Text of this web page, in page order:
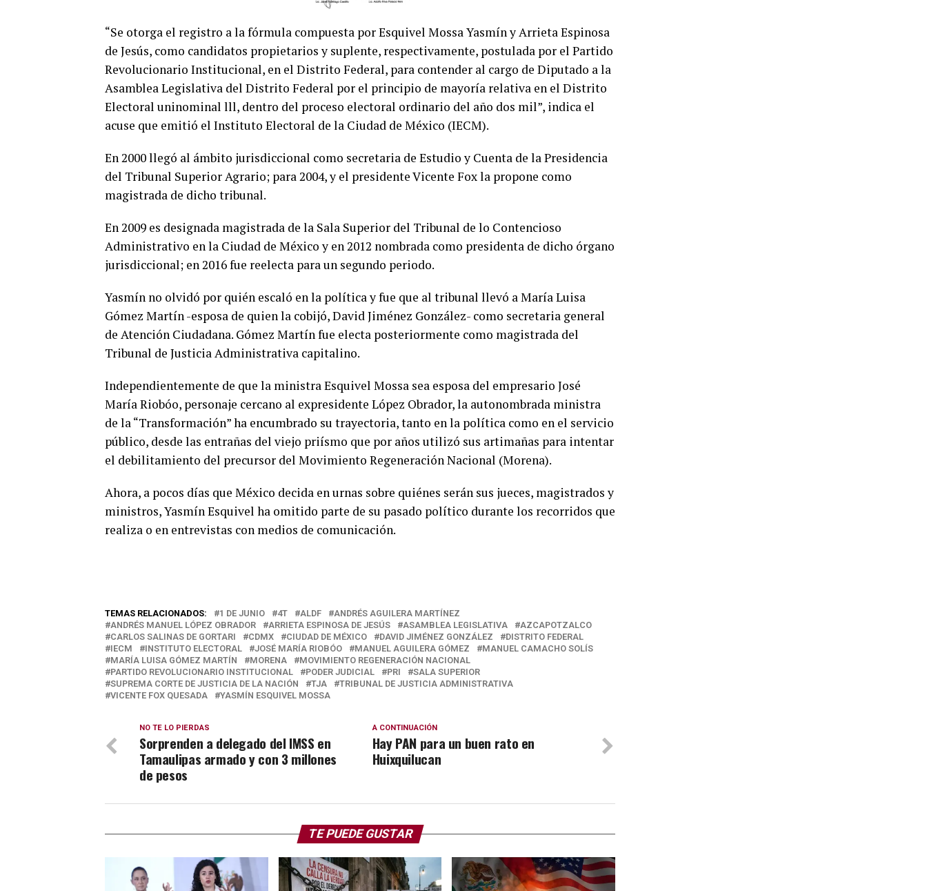
“Se otorga el registro a la fórmula compuesta por Esquivel Mossa Yasmín y Arrieta Espinosa
de Jesús, como candidatos propietarios y suplente, respectivamente, postulada por el Partido
Revolucionario Institucional, en el Distrito Federal, para contender al cargo de Diputado a la
Asamblea Legislativa del Distrito Federal por el principio de mayoría relativa en el Distrito
Electoral uninominal lll, dentro del proceso electoral ordinario del año dos mil”, indica el
acuse que emitió el Instituto Electoral de la Ciudad de México (IECM).
En 2000 llegó al ámbito jurisdiccional como secretaria de Estudio y Cuenta de la Presidencia
del Tribunal Superior Agrario; para 2004, y el presidente Vicente Fox la propone como
magistrada de dicho tribunal.
En 2009 es designada magistrada de la Sala Superior del Tribunal de lo Contencioso
Administrativo en la Ciudad de México y en 2012 nombrada como presidenta de dicho órgano
jurisdiccional; en 2016 fue reelecta para un segundo periodo.
Yasmín no olvidó por quién escaló en la política y fue que al tribunal llevó a María Luisa
Gómez Martín -esposa de quien la cobijó, David Jiménez González- como secretaria general
de Atención Ciudadana. Gómez Martín fue electa posteriormente como magistrada del
Tribunal de Justicia Administrativa capitalino.
Independientemente de que la ministra Esquivel Mossa sea esposa del empresario José
María Riobóo, personaje cercano al expresidente López Obrador, la autonombrada ministra
de la “Transformación” ha encumbrado su trayectoria, tanto en la política como en el servicio
público, desde las entrañas del viejo priísmo que por años utilizó sus artimañas para intentar
el debilitamiento del precursor del Movimiento Regeneración Nacional (Morena).
Ahora, a pocos días que México decida en urnas sobre quiénes serán sus jueces, magistrados y
ministros, Yasmín Esquivel ha omitido parte de su pasado político durante los recorridos que
realiza o en entrevistas con medios de comunicación.
TEMAS RELACIONADOS: 1 DE JUNIO 4T ALDF
ANDRÉS AGUILERA MARTÍNEZ
ANDRÉS MANUEL LÓPEZ OBRADOR
ARRIETA ESPINOSA DE JESÚS ASAMBLEA LEGISLATIVA
AZCAPOTZALCO
CARLOS SALINAS DE GORTARI
CDMX CIUDAD DE MÉXICO DAVID JIMÉNEZ GONZÁLEZ
DISTRITO FEDERAL
IECM
INSTITUTO ELECTORAL JOSÉ MARÍA RIOBÓO MANUEL AGUILERA GÓMEZ
MANUEL CAMACHO SOLÍS
MARÍA LUISA GÓMEZ MARTÍN
MORENA
MOVIMIENTO REGENERACIÓN NACIONAL
PARTIDO REVOLUCIONARIO INSTITUCIONAL
PODER JUDICIAL PRI
SALA SUPERIOR
SUPREMA CORTE DE JUSTICIA DE LA NACIÓN
TJA
TRIBUNAL DE JUSTICIA ADMINISTRATIVA
VICENTE FOX QUESADA
YASMÍN ESQUIVEL MOSSA
A CONTINUACIÓN
Hay PAN para un buen rato en
Huixquilucan
NO TE LO PIERDAS
Sorprenden a delegado del IMSS en
Tamaulipas armado y con 3 millones
de pesos
TE PUEDE GUSTAR